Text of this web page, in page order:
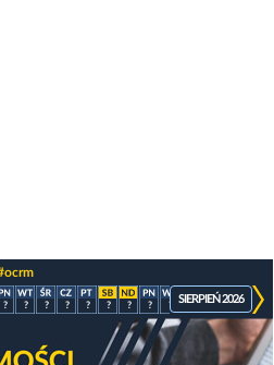
? ? ? ? ? ? ? ? ? ? ? ?
SIERPIEŃ 2026